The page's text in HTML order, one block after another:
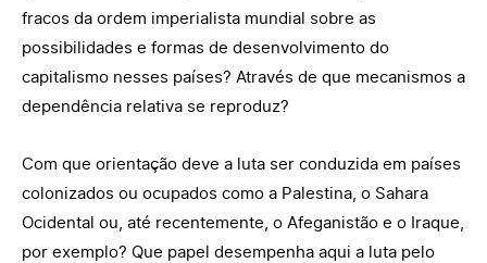
fracos da ordem imperialista mundial sobre as
possibilidades e formas de desenvolvimento do
capitalismo nesses países? Através de que mecanismos a
dependência relativa se reproduz?
Com que orientação deve a luta ser conduzida em países
colonizados ou ocupados como a Palestina, o Sahara
Ocidental ou, até recentemente, o Afeganistão e o Iraque,
por exemplo? Que papel desempenha aqui a luta pelo